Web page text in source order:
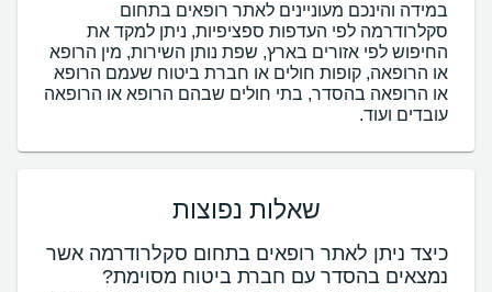
במידה והינכם מעוניינים לאתר רופאים בתחום
סקלרודרמה לפי העדפות ספציפיות, ניתן למקד את
החיפוש לפי אזורים בארץ, שפת נותן השירות, מין הרופא
או הרופאה, קופות חולים או חברת ביטוח שעמם הרופא
או הרופאה בהסדר, בתי חולים שבהם הרופא או הרופאה
עובדים ועוד.
שאלות נפוצות
כיצד ניתן לאתר רופאים בתחום סקלרודרמה אשר
נמצאים בהסדר עם חברת ביטוח מסוימת?